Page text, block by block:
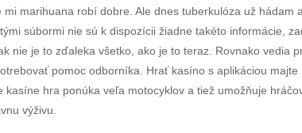
marihuana robí dobre. Ale dnes tuberkulóza už
súbormi nie sú k dispozícii žiadne takéto informácie,
nie je to zďaleka všetko, ako je to teraz. Rovnako
pomoc odborníka. Hrať kasíno s aplikáciou
kasíne hra ponúka veľa motocyklov a tiež umožňuje
výživu.